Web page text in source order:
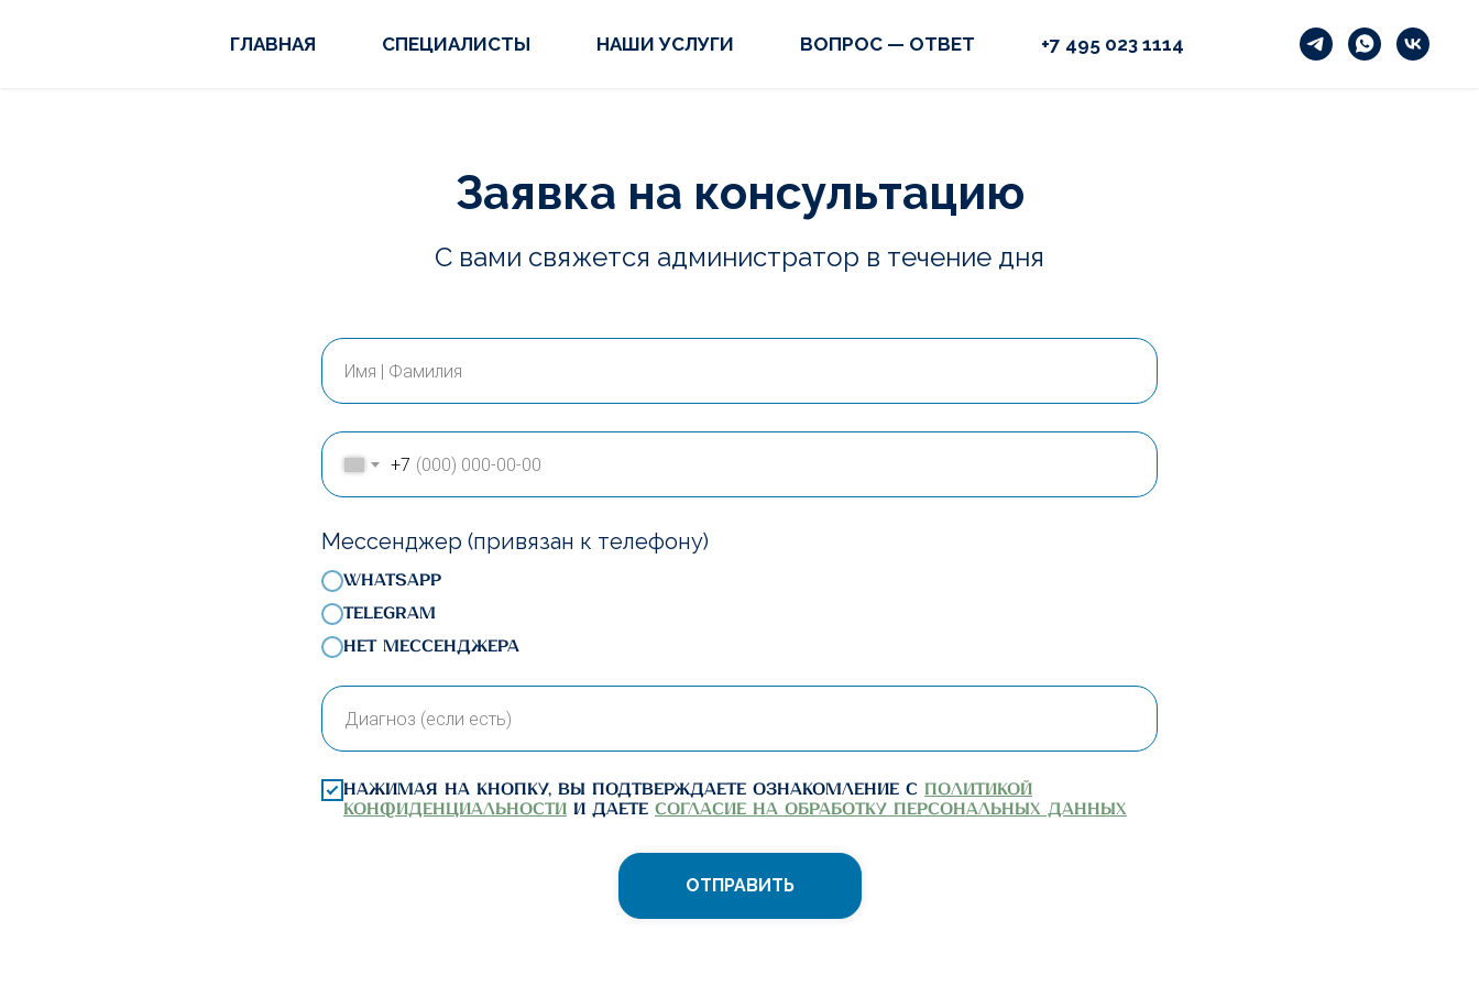
ГЛАВНАЯ СПЕЦИАЛИСТЫ НАШИ УСЛУГИ ВОПРОС — ОТВЕТ +7 495 023 1114
Заявка на консультацию
С вами свяжется администратор в течение дня
+7
Мессенджер (привязан к телефону)
WhatsApp
Telegram
Нет мессенджера
Нажимая на кнопку, вы подтверждаете ознакомление с политикой
конфиденциальности и даете согласие на обработку персональных данных
ОТПРАВИТЬ